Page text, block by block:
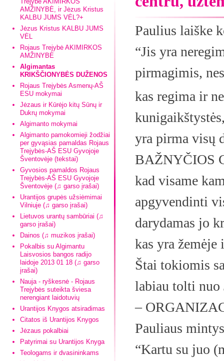
AMŽINYBĖ, ir Jėzus Kristus
KALBU JUMS VĖL?+
Jėzus Kristus KALBU JUMS
VĖL
Rojaus Trejybė AKIMIRKOS
AMŽINYBĖ
Algimantas
KRIKŠČIONYBĖS DUŽENOS
Rojaus Trejybės Asmenų-AŠ
ESU mokymai
Jėzaus ir Kūrėjo kitų Sūnų ir
Dukrų mokymai
Algimanto mokymai
Algimanto pamokomieji žodžiai
per gyvąsias pamaldas Rojaus
Trejybės-AŠ ESU Gyvojoje
Šventovėje (tekstai)
Gyvosios pamaldos Rojaus
Trejybės-AŠ ESU Gyvojoje
Šventovėje (♫ garso įrašai)
Urantijos grupės užsiėmimai
Vilniuje (♫ garso įrašai)
Lietuvos urantų sambūriai (♫
garso įrašai)
Dainos (♫ muzikos įrašai)
Pokalbis su Algimantu
Laisvosios bangos radijo
laidoje 2013 01 18 (♫ garso
įrašai)
Nauja - ryškesnė - Rojaus
Trejybės suteikta šviesa
nerengiant laidotuvių
Urantijos Knygos atsiradimas
Citatos iš Urantijos Knygos
Jėzaus pokalbiai
Patyrimai su Urantijos Knyga
Teologams ir dvasininkams
Paulius laiške
“Jis yra
pirmagimis,
kas regima ir
yra pirma visų
BAŽNYČIOS
kad visame
apgyvendinti
darydamas jo
kas yra žemėje
Štai tokiomis
labiau tolti nuo
–
Pauliaus
“Kartu su juo